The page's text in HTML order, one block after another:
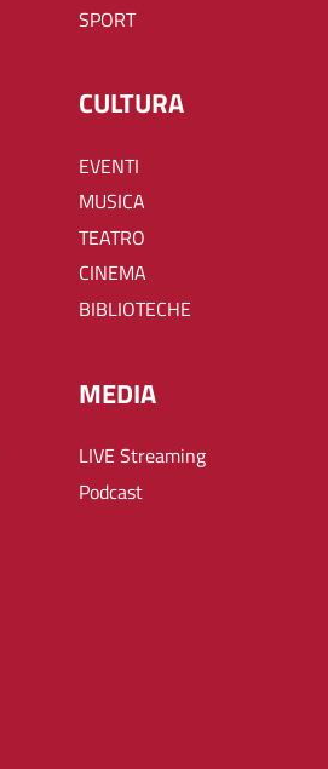
SPORT
CULTURA
EVENTI
MUSICA
TEATRO
CINEMA
BIBLIOTECHE
MEDIA
LIVE Streaming
Podcast